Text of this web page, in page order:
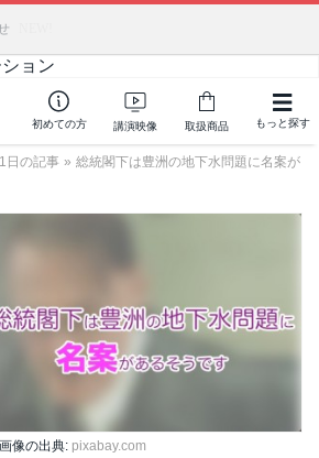
品が復活！夏場に活躍するジェルクリーム「アク
8月末までの購入でポイント還元も✨
初めての方 講演映像 取扱商品 もっと探す
日の記事 » 総統閣下は豊洲の地下水問題に名案が
画像の出典: pixabay.com